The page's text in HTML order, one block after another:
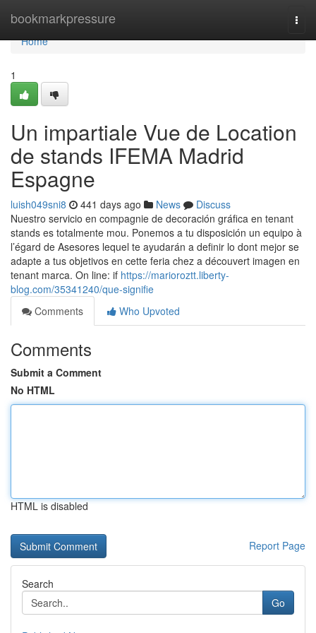
bookmarkpressure
Home
Home
1
Un impartiale Vue de Location
de stands IFEMA Madrid
Espagne
luish049sni8 441 days ago News
Discuss
Nuestro servicio en compagnie de decoración gráfica en tenant
stands es totalmente mou. Ponemos a tu disposición un equipo à
l’égard de Asesores lequel te ayudarán a definir lo dont mejor se
adapte a tus objetivos en cette feria chez a découvert imagen en
tenant marca. On line: if https://marioroztt.liberty-
blog.com/35341240/que-signifie
Comments
Who Upvoted
Comments
Submit a Comment
No HTML
HTML is disabled
Report Page
Search
Go